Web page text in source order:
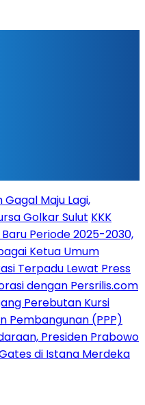
Maju Lagi,
Golkar Sulut KKK
Periode 2025-2030,
Ketua Umum
Terpadu Lewat Press
dengan Persrilis.com
Perebutan Kursi
Pembangunan (PPP)
Presiden Prabowo
di Istana Merdeka